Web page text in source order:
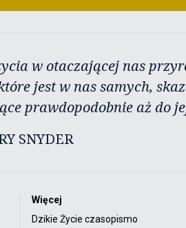
w otaczającej nas
jest w nas samych,
prawdopodobnie aż do
SNYDER
Więcej
Dzikie Życie czasopismo